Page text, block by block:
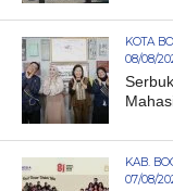
KOTA
08/08/
KAB.
07/08/